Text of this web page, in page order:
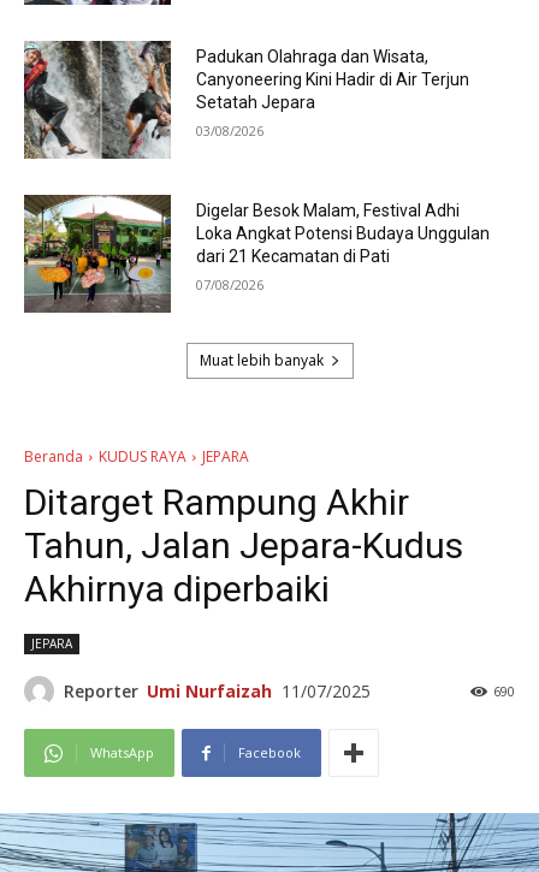
Padukan Olahraga dan Wisata,
Canyoneering Kini Hadir di Air Terjun
Setatah Jepara
03/08/2026
Digelar Besok Malam, Festival Adhi
Loka Angkat Potensi Budaya Unggulan
dari 21 Kecamatan di Pati
07/08/2026
Muat lebih banyak